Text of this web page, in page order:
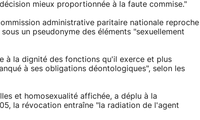
mieux proportionnée à la faute commise."
administrative paritaire nationale reproche
un pseudonyme des éléments "sexuellement
à la dignité des fonctions qu'il exerce et plus
à ses obligations déontologiques", selon les
et homosexualité affichée, a déplu à la
la révocation entraîne "la radiation de l'agent